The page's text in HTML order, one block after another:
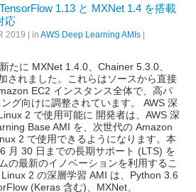
1.13 と MXNet 1.4 を搭載
応
2019 | in AWS Deep Learning AMIs
たに MXNet 1.4.0、Chainer 5.3.0、
されました。これらはソースから直接
EC2 インスタンス全体で、高パ
グ向けに調整されています。 AWS 深
2 で使用可能に 開発者は、AWS 深
Base AMI を、次世代の Amazon
2 で使用できるようになります。本
月 30 日までの長期サポート (LTS) を
の最新のイノベーションを利用するこ
2 の深層学習 AMI は、Python 3.6
(Keras 含む)、MXNet、